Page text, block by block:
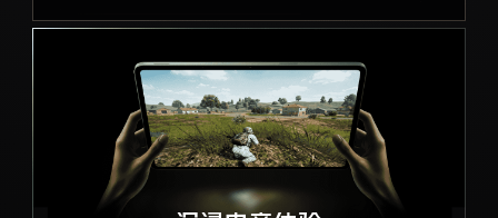
X Fold5 X200 Ultra
全部X机型 对比X机型
S20 Pro S20
全部S机型 对比S机型
Y50 5G Y50m 5G